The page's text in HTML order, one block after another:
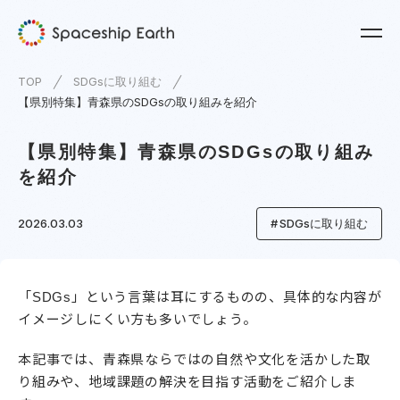
TOP
SDGsに取り組む
【県別特集】青森県のSDGsの取り組みを紹介
【県別特集】青森県のSDGsの取り組み
を紹介
2026.03.03 SDGsに取り組む
「SDGs」という言葉は耳にするものの、具体的な内容が
イメージしにくい方も多いでしょう。
本記事では、青森県ならではの自然や文化を活かした取
り組みや、地域課題の解決を目指す活動をご紹介しま